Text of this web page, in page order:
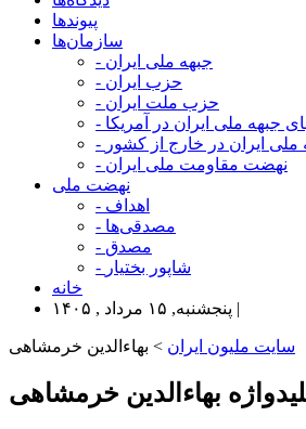
پیوندها
سازمان‌ها
- جبهه ملی ایران
- حزب ایران
- حزب ملت ایران
جبهه ملی ایران در آمریکا
ملی ایران در خارج از کشور
- نهضت مقاومت ملی ایران
نهضت ملی
- اهداف
- مصدقی‌ها
- مصدق
- شاپور بختیار
خانه
پنجشنبه, ۱۵ مرداد , ۱۴۰۵ |
سایت ملیون ایران > بهاءالدین خرمشاهی
بهاءالدین خرمشاهی